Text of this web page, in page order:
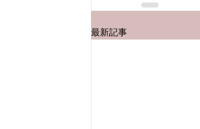
最新記事